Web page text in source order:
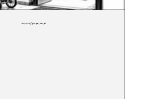
דּוּגֲבּוּ בַּחוּץ. פִּיגָ'מָה בִּפְנִים.